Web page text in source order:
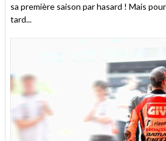
sa première saison par hasard ! Mais
tard...